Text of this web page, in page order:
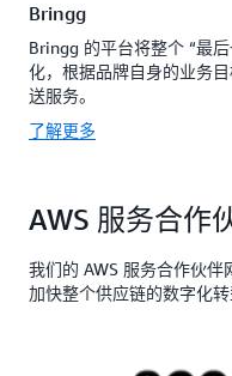
Bringg
Bringg 的平台将整个 “最
化，根据品牌自身的业务
送服务。
了解更多
AWS 服务合作
我们的 AWS 服务合作伙
加快整个供应链的数字化转